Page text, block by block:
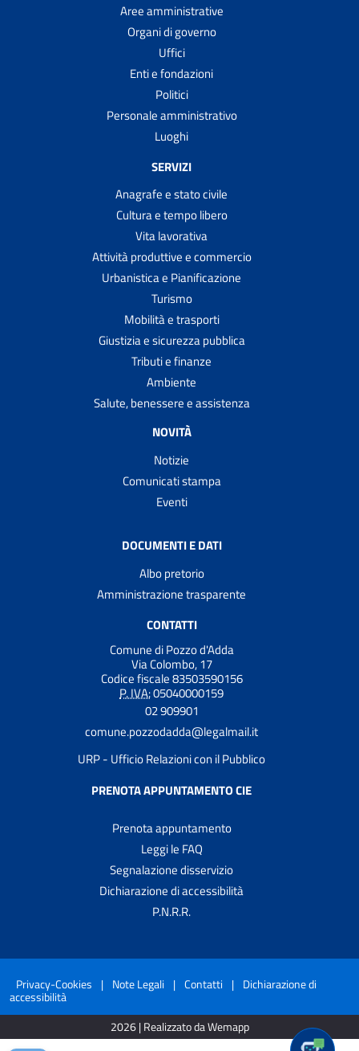
Aree amministrative
Organi di governo
Uffici
Enti e fondazioni
Politici
Personale amministrativo
Luoghi
SERVIZI
Anagrafe e stato civile
Cultura e tempo libero
Vita lavorativa
Attività produttive e commercio
Urbanistica e Pianificazione
Turismo
Mobilità e trasporti
Giustizia e sicurezza pubblica
Tributi e finanze
Ambiente
Salute, benessere e assistenza
NOVITÀ
Notizie
Comunicati stampa
Eventi
DOCUMENTI E DATI
Albo pretorio
Amministrazione trasparente
CONTATTI
Comune di Pozzo d'Adda
Via Colombo, 17
Codice fiscale 83503590156
P. IVA:05040000159
02 909901
comune.pozzodadda@legalmail.it
URP - Ufficio Relazioni con il Pubblico
PRENOTA APPUNTAMENTO CIE
Prenota appuntamento
Leggi le FAQ
Segnalazione disservizio
Dichiarazione di accessibilità
P.N.R.R.
Privacy-Cookies | Note Legali | Contatti | Dichiarazione di
accessibilità
2026 | Realizzato da Wemapp